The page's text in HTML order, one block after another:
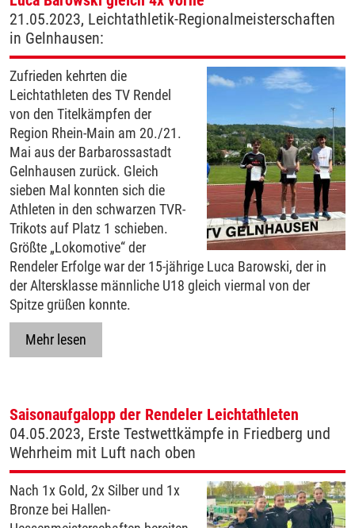
21.05.2023, Leichtathletik-Regionalmeisterschaften
in Gelnhausen:
Zufrieden kehrten die
Leichtathleten des TV Rendel
von den Titelkämpfen der
Region Rhein-Main am 20./21.
Mai aus der Barbarossastadt
Gelnhausen zurück. Gleich
sieben Mal konnten sich die
Athleten in den schwarzen TVR-
Trikots auf Platz 1 schieben.
Größte „Lokomotive“ der
Rendeler Erfolge war der 15-jährige Luca Barowski, der in
der Altersklasse männliche U18 gleich viermal von der
Spitze grüßen konnte.
Mehr lesen
Saisonaufgalopp der Rendeler Leichtathleten
04.05.2023, Erste Testwettkämpfe in Friedberg und
Wehrheim mit Luft nach oben
Nach 1x Gold, 2x Silber und 1x
Bronze bei Hallen-